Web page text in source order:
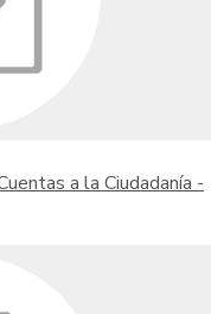
a la Ciudadanía -